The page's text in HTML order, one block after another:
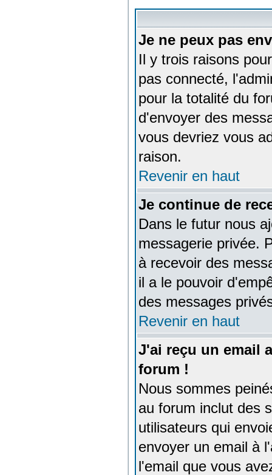
Je ne peux pas
Il y trois raisons
pas connecté,
pour la totalité du
d'envoyer des
vous devriez vous
raison.
Revenir en haut
Je continue de
Dans le futur nous
messagerie privée.
à recevoir des
il a le pouvoir
des messages
Revenir en haut
J'ai reçu un email
forum !
Nous sommes
au forum inclut des
utilisateurs qui
envoyer un email à
l'email que vous